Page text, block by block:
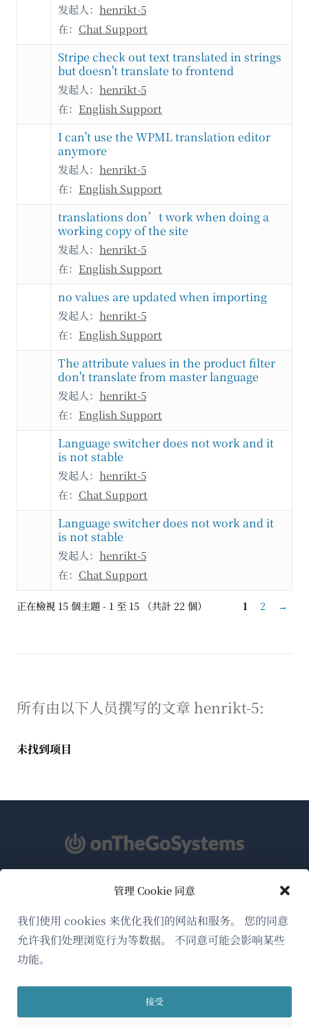
管理 Cookie 同意
我们使用 cookies 来优化我们的网站和服务。 您的同意
允许我们处理浏览行为等数据。 不同意可能会影响某些
功能。
接受
发起人： henrikt-5
在： Chat Support
Stripe check out text translated in strings
but doesn't translate to frontend
发起人： henrikt-5
在： English Support
I can't use the WPML translation editor
anymore
发起人： henrikt-5
在： English Support
translations don’t work when doing a
working copy of the site
发起人： henrikt-5
在： English Support
no values are updated when importing
发起人： henrikt-5
在： English Support
The attribute values in the product filter
don't translate from master language
发起人： henrikt-5
在： English Support
Language switcher does not work and it
is not stable
发起人： henrikt-5
在： Chat Support
Language switcher does not work and it
is not stable
发起人： henrikt-5
在： Chat Support
正在檢視 15 個主題 - 1 至 15 （共計 22 個） 1 2 →
所有由以下人员撰写的文章 henrikt-5:
未找到项目
简体中文
关于WPML
GDPR与隐私政策
加入我们的团队（在
中
新
口
新
窗
口
新
口